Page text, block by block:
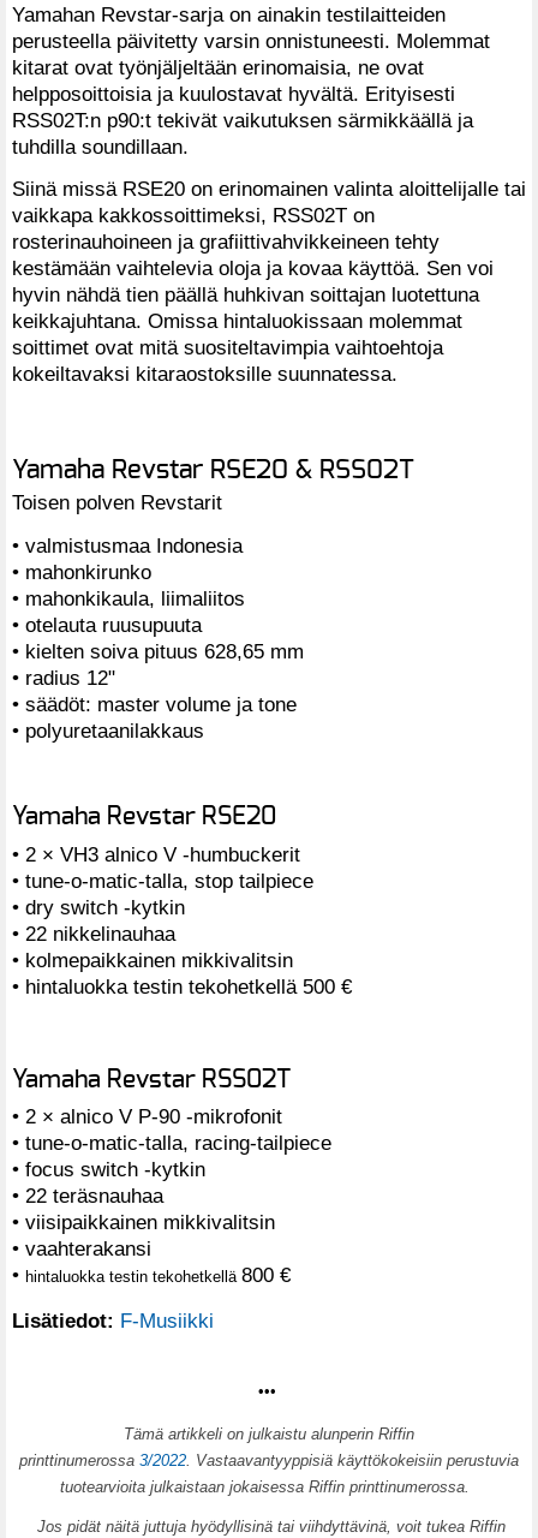
Yamahan Revstar-sarja on ainakin testilaitteiden
perusteella päivitetty varsin onnistuneesti. Molemmat
kitarat ovat työnjäljeltään erinomaisia, ne ovat
helpposoittoisia ja kuulostavat hyvältä. Erityisesti
RSS02T:n p90:t tekivät vaikutuksen särmikkäällä ja
tuhdilla soundillaan.
Siinä missä RSE20 on erinomainen valinta aloittelijalle tai
vaikkapa kakkossoittimeksi, RSS02T on
rosterinauhoineen ja grafiittivahvikkeineen tehty
kestämään vaihtelevia oloja ja kovaa käyttöä. Sen voi
hyvin nähdä tien päällä huhkivan soittajan luotettuna
keikkajuhtana. Omissa hintaluokissaan molemmat
soittimet ovat mitä suositeltavimpia vaihtoehtoja
kokeiltavaksi kitaraostoksille suunnatessa.
Yamaha Revstar RSE20 & RSS02T
Toisen polven Revstarit
• valmistusmaa Indonesia
• mahonkirunko
• mahonkikaula, liimaliitos
• otelauta ruusupuuta
• kielten soiva pituus 628,65 mm
• radius 12"
• säädöt: master volume ja tone
• polyuretaanilakkaus
Yamaha Revstar RSE20
• 2 × VH3 alnico V -humbuckerit
• tune-o-matic-talla, stop tailpiece
• dry switch -kytkin
• 22 nikkelinauhaa
• kolmepaikkainen mikkivalitsin
• hintaluokka testin tekohetkellä 500 €
Yamaha Revstar RSS02T
• 2 × alnico V P-90 -mikrofonit
• tune-o-matic-talla, racing-tailpiece
• focus switch -kytkin
• 22 teräsnauhaa
• viisipaikkainen mikkivalitsin
• vaahterakansi
• hintaluokka testin tekohetkellä 800 €
Lisätiedot: F-Musiikki
•••
Tämä artikkeli on julkaistu alunperin Riffin
printtinumerossa 3/2022. Vastaavantyyppisiä käyttökokeisiin perustuvia
tuotearvioita julkaistaan jokaisessa Riffin printtinumerossa.
Jos pidät näitä juttuja hyödyllisinä tai viihdyttävinä, voit tukea Riffin